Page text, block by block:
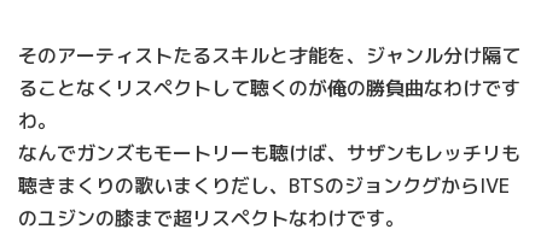
そのアーティストたるスキルと才能を、ジャンル分け隔て
ることなくリスペクトして聴くのが俺の勝負曲なわけです
わ。
なんでガンズもモートリーも聴けば、サザンもレッチリも
聴きまくりの歌いまくりだし、BTSのジョンクグからIVE
のユジンの膝まで超リスペクトなわけです。